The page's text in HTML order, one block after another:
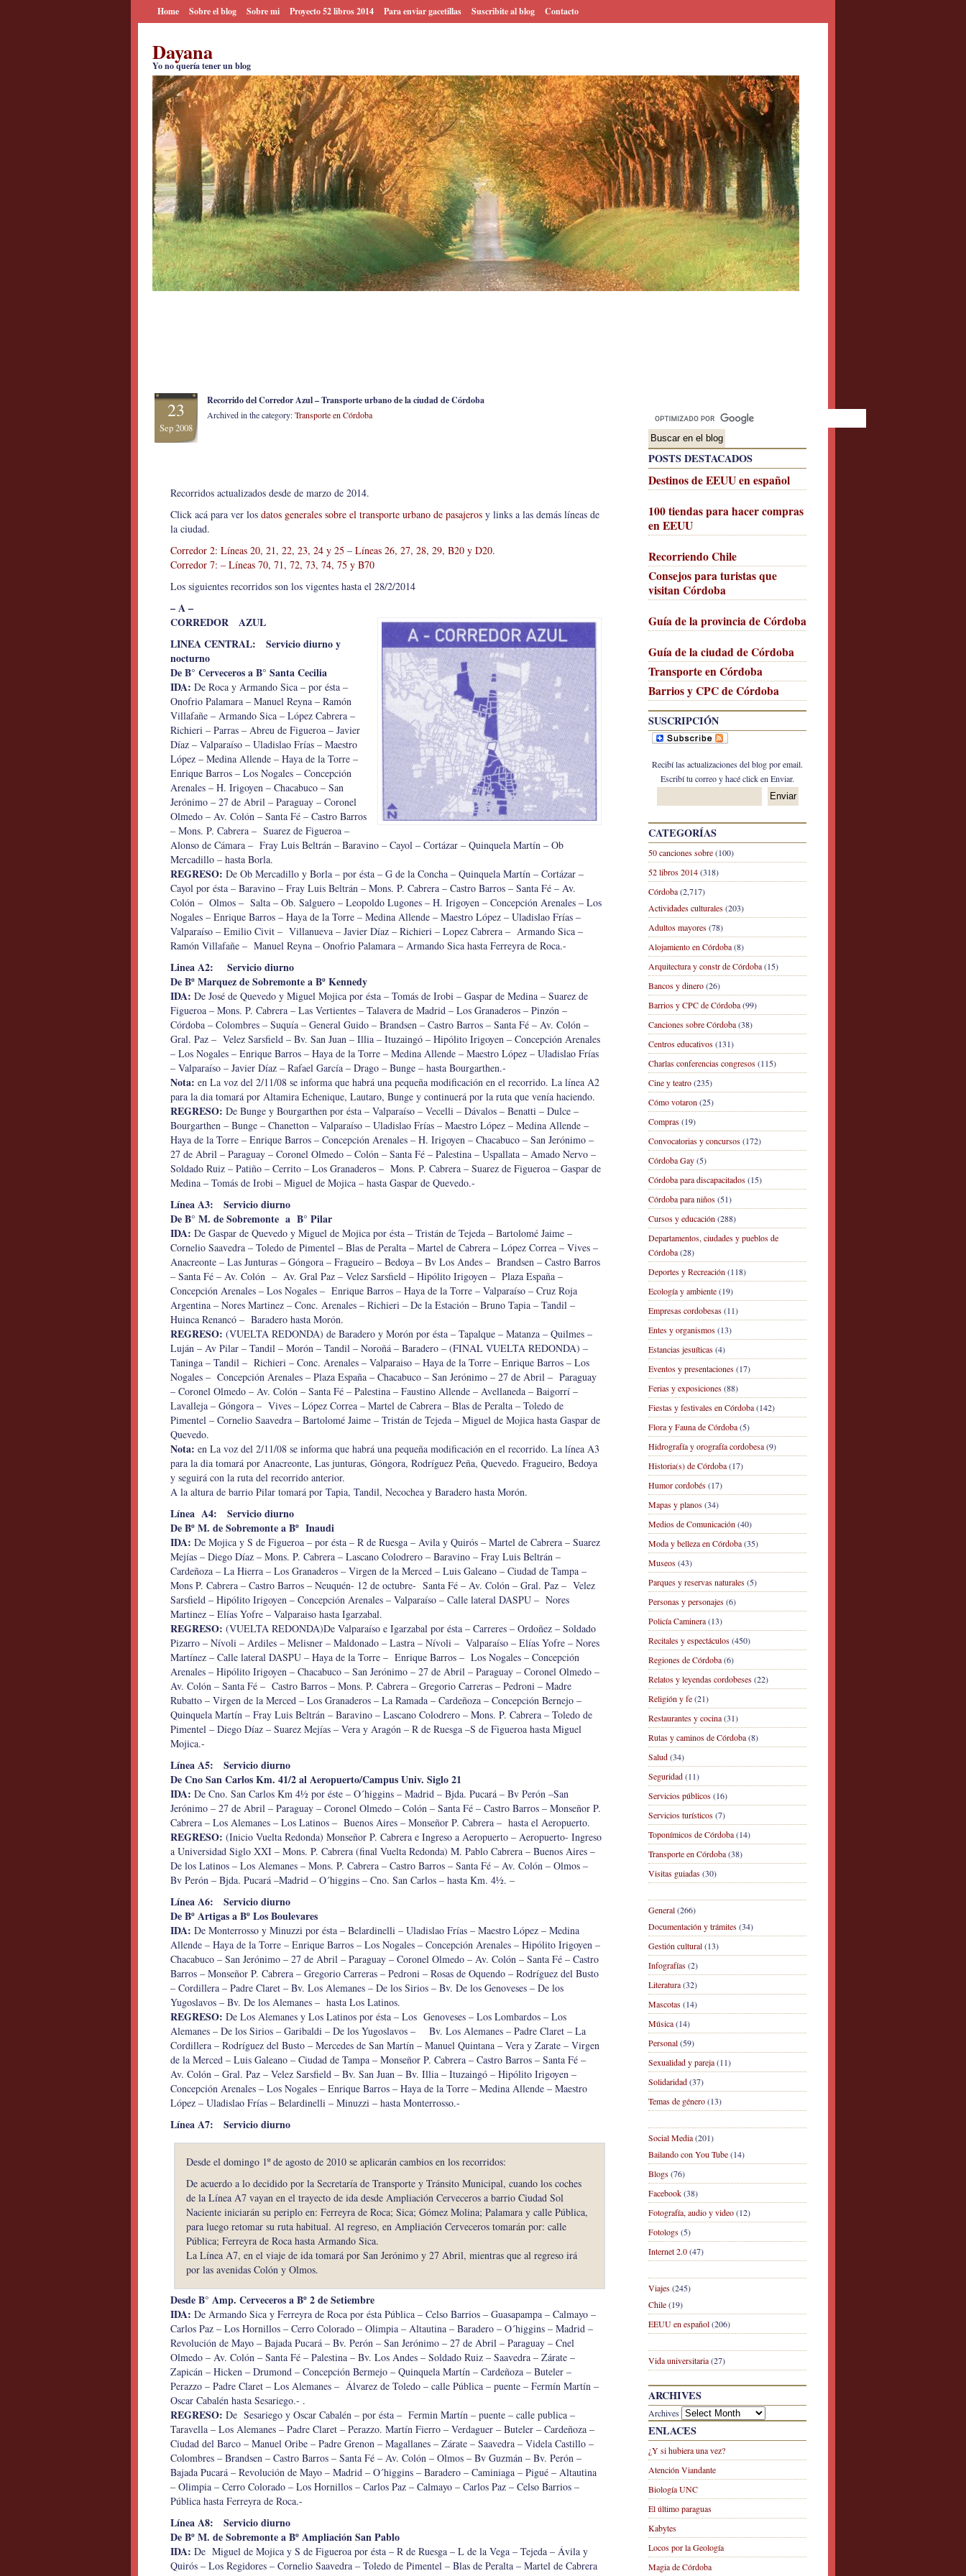
Home Sobre el blog Sobre mi Proyecto 52 libros 2014 Para enviar gacetillas Suscribite al blog Contacto
Dayana
Yo no quería tener un blog
POSTS DESTACADOS
Destinos de EEUU en español
100 tiendas para hacer compras
en EEUU
Recorriendo Chile
Consejos para turistas que
visitan Córdoba
Guía de la provincia de Córdoba
Guía de la ciudad de Córdoba
Transporte en Córdoba
Barrios y CPC de Córdoba
SUSCRIPCIÓN
Recibí las actualizaciones del blog por email.
Escribí tu correo y hacé click en Enviar.
CATEGORÍAS
50 canciones sobre(100)
52 libros 2014(318)
Córdoba(2,717)
Actividades culturales(203)
Adultos mayores(78)
Alojamiento en Córdoba(8)
Arquitectura y constr de Córdoba(15)
Bancos y dinero(26)
Barrios y CPC de Córdoba(99)
Canciones sobre Córdoba(38)
Centros educativos(131)
Charlas conferencias congresos(115)
Cine y teatro(235)
Cómo votaron (25)
Compras(19)
Convocatorias y concursos(172)
Córdoba Gay(5)
Córdoba para discapacitados(15)
Córdoba para niños(51)
Cursos y educación (288)
Departamentos, ciudades y pueblos de
Córdoba(28)
Deportes y Recreación (118)
Ecología y ambiente(19)
Empresas cordobesas(11)
Entes y organismos(13)
Estancias jesuíticas(4)
Eventos y presentaciones(17)
Ferias y exposiciones(88)
Fiestas y festivales en Córdoba(142)
Flora y Fauna de Córdoba(5)
Hidrografía y orografía cordobesa(9)
Historia(s) de Córdoba(17)
Humor cordobés(17)
Mapas y planos(34)
Medios de Comunicación (40)
Moda y belleza en Córdoba(35)
Museos(43)
Parques y reservas naturales(5)
Personas y personajes(6)
Policía Caminera(13)
Recitales y espectáculos(450)
Regiones de Córdoba(6)
Relatos y leyendas cordobeses(22)
Religión y fe(21)
Restaurantes y cocina(31)
Rutas y caminos de Córdoba(8)
Salud(34)
Seguridad(11)
Servicios públicos(16)
Servicios turísticos(7)
Toponímicos de Córdoba(14)
Transporte en Córdoba(38)
Visitas guiadas(30)
General(266)
Documentación y trámites(34)
Gestión cultural(13)
Infografías(2)
Literatura(32)
Mascotas(14)
Música(14)
Personal(59)
Sexualidad y pareja(11)
Solidaridad(37)
Temas de género(13)
Social Media(201)
Bailando con You Tube(14)
Blogs(76)
Facebook(38)
Fotografía, audio y video(12)
Fotologs(5)
Internet 2.0(47)
Viajes(245)
Chile(19)
EEUU en español(206)
Vida universitaria(27)
ARCHIVES
Archives
ENLACES
¿Y si hubiera una vez?
Atención Viandante
Biología UNC
El último paraguas
Kabytes
Locos por la Geología
Magia de Córdoba
23
Sep 2008
Recorrido del Corredor Azul – Transporte urbano de la ciudad de Córdoba
Archived in the category:Transporte en Córdoba
Recorridos actualizados desde de marzo de 2014.
Click acá para ver los datos generales sobre el transporte urbano de pasajeros y links a las demás líneas de
la ciudad.
Corredor 2: Líneas 20, 21, 22, 23, 24 y 25 – Líneas 26, 27, 28, 29, B20 y D20.
Corredor 7: – Líneas 70, 71, 72, 73, 74, 75 y B70
Los siguientes recorridos son los vigentes hasta el 28/2/2014
– A –
CORREDOR AZUL
LINEA CENTRAL: Servicio diurno y
nocturno
De B° Cerveceros a B° Santa Cecilia
IDA: De Roca y Armando Sica – por ésta –
Onofrio Palamara – Manuel Reyna – Ramón
Villafañe – Armando Sica – López Cabrera –
Richieri – Parras – Abreu de Figueroa – Javier
Díaz – Valparaíso – Uladislao Frías – Maestro
López – Medina Allende – Haya de la Torre –
Enrique Barros – Los Nogales – Concepción
Arenales – H. Irigoyen – Chacabuco – San
Jerónimo – 27 de Abril – Paraguay – Coronel
Olmedo – Av. Colón – Santa Fé – Castro Barros
– Mons. P. Cabrera – Suarez de Figueroa –
Alonso de Cámara – Fray Luis Beltrán – Baravino – Cayol – Cortázar – Quinquela Martín – Ob
Mercadillo – hasta Borla.
REGRESO: De Ob Mercadillo y Borla – por ésta – G de la Concha – Quinquela Martín – Cortázar –
Cayol por ésta – Baravino – Fray Luis Beltrán – Mons. P. Cabrera – Castro Barros – Santa Fé – Av.
Colón – Olmos – Salta – Ob. Salguero – Leopoldo Lugones – H. Irigoyen – Concepción Arenales – Los
Nogales – Enrique Barros – Haya de la Torre – Medina Allende – Maestro López – Uladislao Frías –
Valparaíso – Emilio Civit – Villanueva – Javier Díaz – Richieri – Lopez Cabrera – Armando Sica –
Ramón Villafañe – Manuel Reyna – Onofrio Palamara – Armando Sica hasta Ferreyra de Roca.-
Linea A2: Servicio diurno
De Bº Marquez de Sobremonte a Bº Kennedy
IDA: De José de Quevedo y Miguel Mojica por ésta – Tomás de Irobi – Gaspar de Medina – Suarez de
Figueroa – Mons. P. Cabrera – Las Vertientes – Talavera de Madrid – Los Granaderos – Pinzón –
Córdoba – Colombres – Suquía – General Guido – Brandsen – Castro Barros – Santa Fé – Av. Colón –
Gral. Paz – Velez Sarsfield – Bv. San Juan – Illia – Ituzaingó – Hipólito Irigoyen – Concepción Arenales
– Los Nogales – Enrique Barros – Haya de la Torre – Medina Allende – Maestro López – Uladislao Frías
– Valparaíso – Javier Díaz – Rafael García – Drago – Bunge – hasta Bourgarthen.-
Nota: en La voz del 2/11/08 se informa que habrá una pequeña modificación en el recorrido. La línea A2
para la dia tomará por Altamira Echenique, Lautaro, Bunge y continuerá por la ruta que venía haciendo.
REGRESO: De Bunge y Bourgarthen por ésta – Valparaíso – Vecelli – Dávalos – Benatti – Dulce –
Bourgarthen – Bunge – Chanetton – Valparaíso – Uladislao Frías – Maestro López – Medina Allende –
Haya de la Torre – Enrique Barros – Concepción Arenales – H. Irigoyen – Chacabuco – San Jerónimo –
27 de Abril – Paraguay – Coronel Olmedo – Colón – Santa Fé – Palestina – Uspallata – Amado Nervo –
Soldado Ruiz – Patiño – Cerrito – Los Granaderos – Mons. P. Cabrera – Suarez de Figueroa – Gaspar de
Medina – Tomás de Irobi – Miguel de Mojica – hasta Gaspar de Quevedo.-
Línea A3: Servicio diurno
De B° M. de Sobremonte a B° Pilar
IDA: De Gaspar de Quevedo y Miguel de Mojica por ésta – Tristán de Tejeda – Bartolomé Jaime –
Cornelio Saavedra – Toledo de Pimentel – Blas de Peralta – Martel de Cabrera – López Correa – Vives –
Anacreonte – Las Junturas – Góngora – Fragueiro – Bedoya – Bv Los Andes – Brandsen – Castro Barros
– Santa Fé – Av. Colón – Av. Gral Paz – Velez Sarsfield – Hipólito Irigoyen – Plaza España –
Concepción Arenales – Los Nogales – Enrique Barros – Haya de la Torre – Valparaíso – Cruz Roja
Argentina – Nores Martinez – Conc. Arenales – Richieri – De la Estación – Bruno Tapia – Tandil –
Huinca Renancó – Baradero hasta Morón.
REGRESO: (VUELTA REDONDA) de Baradero y Morón por ésta – Tapalque – Matanza – Quilmes –
Luján – Av Pilar – Tandil – Morón – Tandil – Noroñá – Baradero – (FINAL VUELTA REDONDA) –
Taninga – Tandil – Richieri – Conc. Arenales – Valparaiso – Haya de la Torre – Enrique Barros – Los
Nogales – Concepción Arenales – Plaza España – Chacabuco – San Jerónimo – 27 de Abril – Paraguay
– Coronel Olmedo – Av. Colón – Santa Fé – Palestina – Faustino Allende – Avellaneda – Baigorrí –
Lavalleja – Góngora – Vives – López Correa – Martel de Cabrera – Blas de Peralta – Toledo de
Pimentel – Cornelio Saavedra – Bartolomé Jaime – Tristán de Tejeda – Miguel de Mojica hasta Gaspar de
Quevedo.
Nota: en La voz del 2/11/08 se informa que habrá una pequeña modificación en el recorrido. La línea A3
para la dia tomará por Anacreonte, Las junturas, Góngora, Rodríguez Peña, Quevedo. Fragueiro, Bedoya
y seguirá con la ruta del recorrido anterior.
A la altura de barrio Pilar tomará por Tapia, Tandil, Necochea y Baradero hasta Morón.
Línea A4: Servicio diurno
De Bº M. de Sobremonte a Bº Inaudi
IDA: De Mojica y S de Figueroa – por ésta – R de Ruesga – Avila y Quirós – Martel de Cabrera – Suarez
Mejías – Diego Díaz – Mons. P. Cabrera – Lascano Colodrero – Baravino – Fray Luis Beltrán –
Cardeñoza – La Hierra – Los Granaderos – Virgen de la Merced – Luis Galeano – Ciudad de Tampa –
Mons P. Cabrera – Castro Barros – Neuquén- 12 de octubre- Santa Fé – Av. Colón – Gral. Paz – Velez
Sarsfield – Hipólito Irigoyen – Concepción Arenales – Valparaíso – Calle lateral DASPU – Nores
Martinez – Elías Yofre – Valparaiso hasta Igarzabal.
REGRESO: (VUELTA REDONDA)De Valparaíso e Igarzabal por ésta – Carreres – Ordoñez – Soldado
Pizarro – Nívoli – Ardiles – Melisner – Maldonado – Lastra – Nívoli – Valparaíso – Elías Yofre – Nores
Martínez – Calle lateral DASPU – Haya de la Torre – Enrique Barros – Los Nogales – Concepción
Arenales – Hipólito Irigoyen – Chacabuco – San Jerónimo – 27 de Abril – Paraguay – Coronel Olmedo –
Av. Colón – Santa Fé – Castro Barros – Mons. P. Cabrera – Gregorio Carreras – Pedroni – Madre
Rubatto – Virgen de la Merced – Los Granaderos – La Ramada – Cardeñoza – Concepción Bernejo –
Quinquela Martín – Fray Luis Beltrán – Baravino – Lascano Colodrero – Mons. P. Cabrera – Toledo de
Pimentel – Diego Díaz – Suarez Mejías – Vera y Aragón – R de Ruesga –S de Figueroa hasta Miguel
Mojica.-
Línea A5: Servicio diurno
De Cno San Carlos Km. 41/2 al Aeropuerto/Campus Univ. Siglo 21
IDA: De Cno. San Carlos Km 4½ por éste – O´higgins – Madrid – Bjda. Pucará – Bv Perón –San
Jerónimo – 27 de Abril – Paraguay – Coronel Olmedo – Colón – Santa Fé – Castro Barros – Monseñor P.
Cabrera – Los Alemanes – Los Latinos – Buenos Aires – Monseñor P. Cabrera – hasta el Aeropuerto.
REGRESO: (Inicio Vuelta Redonda) Monseñor P. Cabrera e Ingreso a Aeropuerto – Aeropuerto- Ingreso
a Universidad Siglo XXI – Mons. P. Cabrera (final Vuelta Redonda) M. Pablo Cabrera – Buenos Aires –
De los Latinos – Los Alemanes – Mons. P. Cabrera – Castro Barros – Santa Fé – Av. Colón – Olmos –
Bv Perón – Bjda. Pucará –Madrid – O´higgins – Cno. San Carlos – hasta Km. 4½. –
Línea A6: Servicio diurno
De Bº Artigas a Bº Los Boulevares
IDA: De Monterrosso y Minuzzi por ésta – Belardinelli – Uladislao Frías – Maestro López – Medina
Allende – Haya de la Torre – Enrique Barros – Los Nogales – Concepción Arenales – Hipólito Irigoyen –
Chacabuco – San Jerónimo – 27 de Abril – Paraguay – Coronel Olmedo – Av. Colón – Santa Fé – Castro
Barros – Monseñor P. Cabrera – Gregorio Carreras – Pedroni – Rosas de Oquendo – Rodríguez del Busto
– Cordillera – Padre Claret – Bv. Los Alemanes – De los Sirios – Bv. De los Genoveses – De los
Yugoslavos – Bv. De los Alemanes – hasta Los Latinos.
REGRESO: De Los Alemanes y Los Latinos por ésta – Los Genoveses – Los Lombardos – Los
Alemanes – De los Sirios – Garibaldi – De los Yugoslavos – Bv. Los Alemanes – Padre Claret – La
Cordillera – Rodríguez del Busto – Mercedes de San Martín – Manuel Quintana – Vera y Zarate – Virgen
de la Merced – Luis Galeano – Ciudad de Tampa – Monseñor P. Cabrera – Castro Barros – Santa Fé –
Av. Colón – Gral. Paz – Velez Sarsfield – Bv. San Juan – Bv. Illia – Ituzaingó – Hipólito Irigoyen –
Concepción Arenales – Los Nogales – Enrique Barros – Haya de la Torre – Medina Allende – Maestro
López – Uladislao Frías – Belardinelli – Minuzzi – hasta Monterrosso.-
Línea A7: Servicio diurno
Desde el domingo 1º de agosto de 2010 se aplicarán cambios en los recorridos:
De acuerdo a lo decidido por la Secretaría de Transporte y Tránsito Municipal, cuando los coches
de la Línea A7 vayan en el trayecto de ida desde Ampliación Cerveceros a barrio Ciudad Sol
Naciente iniciarán su periplo en: Ferreyra de Roca; Sica; Gómez Molina; Palamara y calle Pública,
para luego retomar su ruta habitual. Al regreso, en Ampliación Cerveceros tomarán por: calle
Pública; Ferreyra de Roca hasta Armando Sica.
La Línea A7, en el viaje de ida tomará por San Jerónimo y 27 Abril, mientras que al regreso irá
por las avenidas Colón y Olmos.
Desde B° Amp. Cerveceros a Bº 2 de Setiembre
IDA: De Armando Sica y Ferreyra de Roca por ésta Pública – Celso Barrios – Guasapampa – Calmayo –
Carlos Paz – Los Hornillos – Cerro Colorado – Olimpia – Altautina – Baradero – O´higgins – Madrid –
Revolución de Mayo – Bajada Pucará – Bv. Perón – San Jerónimo – 27 de Abril – Paraguay – Cnel
Olmedo – Av. Colón – Santa Fé – Palestina – Bv. Los Andes – Soldado Ruiz – Saavedra – Zárate –
Zapicán – Hicken – Drumond – Concepción Bermejo – Quinquela Martín – Cardeñoza – Buteler –
Perazzo – Padre Claret – Los Alemanes – Álvarez de Toledo – calle Pública – puente – Fermín Martín –
Oscar Cabalén hasta Sesariego.- .
REGRESO: De Sesariego y Oscar Cabalén – por ésta – Fermin Martín – puente – calle publica –
Taravella – Los Alemanes – Padre Claret – Perazzo. Martín Fierro – Verdaguer – Buteler – Cardeñoza –
Ciudad del Barco – Manuel Oribe – Padre Grenon – Magallanes – Zárate – Saavedra – Videla Castillo –
Colombres – Brandsen – Castro Barros – Santa Fé – Av. Colón – Olmos – Bv Guzmán – Bv. Perón –
Bajada Pucará – Revolución de Mayo – Madrid – O´higgins – Baradero – Caminiaga – Pigué – Altautina
– Olimpia – Cerro Colorado – Los Hornillos – Carlos Paz – Calmayo – Carlos Paz – Celso Barrios –
Pública hasta Ferreyra de Roca.-
Línea A8: Servicio diurno
De Bº M. de Sobremonte a Bº Ampliación San Pablo
IDA: De Miguel de Mojica y S de Figueroa por ésta – R de Ruesga – L de la Vega – Tejeda – Ávila y
Quirós – Los Regidores – Cornelio Saavedra – Toledo de Pimentel – Blas de Peralta – Martel de Cabrera